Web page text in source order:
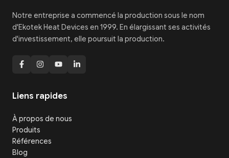
Notre entreprise a commencé la production sous le nom
d'Ekotek Heat Devices en 1999. En élargissant ses activités
d'investissement, elle poursuit la production.
Liens rapides
À propos de nous
Produits
Références
Blog